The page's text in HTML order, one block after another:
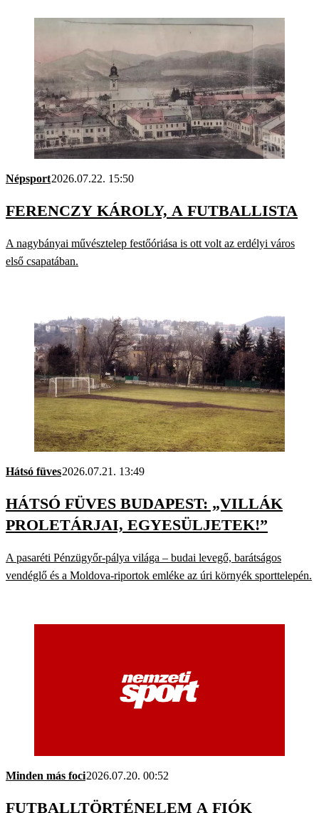
Népsport2026.07.22. 15:50
FERENCZY KÁROLY, A FUTBALLISTA
A nagybányai művésztelep festőóriása is ott volt az erdélyi város
első csapatában.
Hátsó füves2026.07.21. 13:49
HÁTSÓ FÜVES BUDAPEST: „VILLÁK
PROLETÁRJAI, EGYESÜLJETEK!”
A pasaréti Pénzügyőr-pálya világa – budai levegő, barátságos
vendéglő és a Moldova-riportok emléke az úri környék sporttelepén.
Minden más foci2026.07.20. 00:52
FUTBALLTÖRTÉNELEM A FIÓK